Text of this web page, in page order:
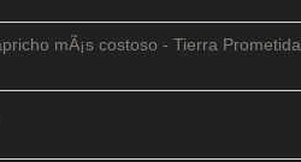
mÃ¡s costoso - Tierra Prometida